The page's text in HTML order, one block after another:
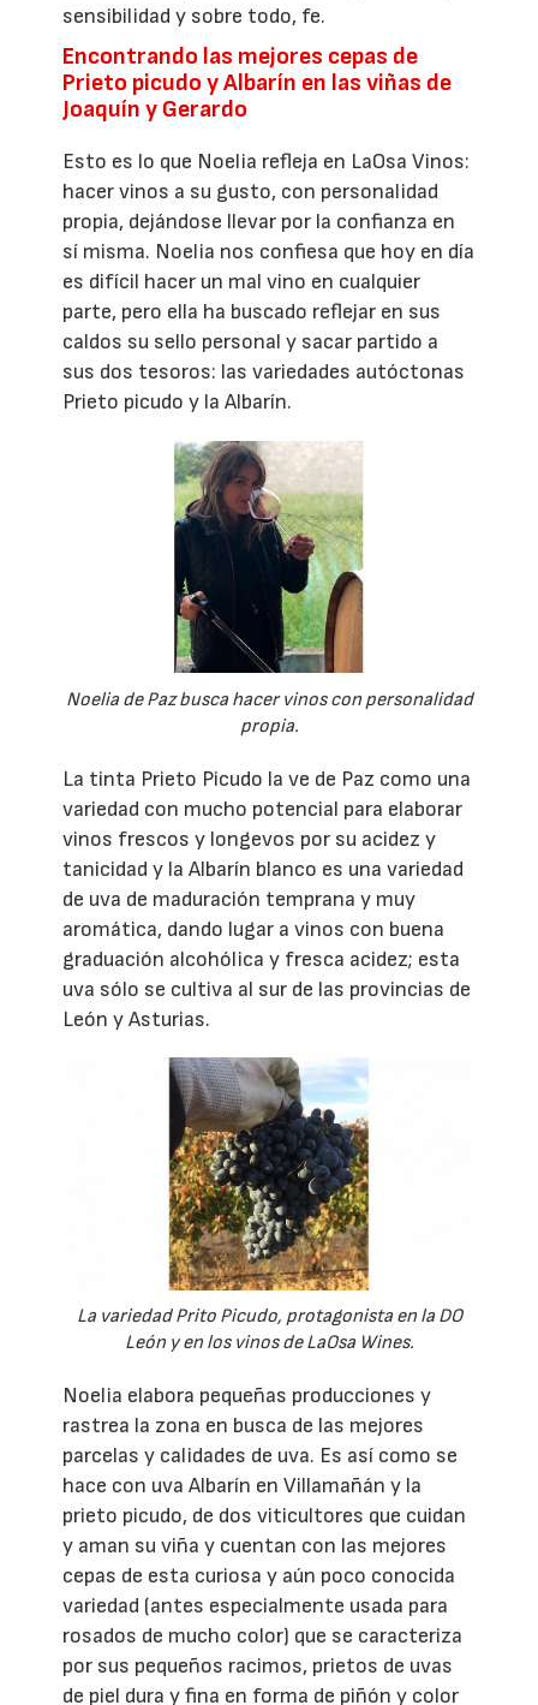
sensibilidad y sobre todo, fe.
Encontrando las mejores cepas de
Prieto picudo y Albarín en las viñas de
Joaquín y Gerardo
Esto es lo que Noelia refleja en LaOsa Vinos:
hacer vinos a su gusto, con personalidad
propia, dejándose llevar por la confianza en
sí misma. Noelia nos confiesa que hoy en día
es difícil hacer un mal vino en cualquier
parte, pero ella ha buscado reflejar en sus
caldos su sello personal y sacar partido a
sus dos tesoros: las variedades autóctonas
Prieto picudo y la Albarín.
Noelia de Paz busca hacer vinos con personalidad
propia.
La tinta Prieto Picudo la ve de Paz como una
variedad con mucho potencial para elaborar
vinos frescos y longevos por su acidez y
tanicidad y la Albarín blanco es una variedad
de uva de maduración temprana y muy
aromática, dando lugar a vinos con buena
graduación alcohólica y fresca acidez; esta
uva sólo se cultiva al sur de las provincias de
León y Asturias.
La variedad Prito Picudo, protagonista en la DO
León y en los vinos de LaOsa Wines.
Noelia elabora pequeñas producciones y
rastrea la zona en busca de las mejores
parcelas y calidades de uva. Es así como se
hace con uva Albarín en Villamañán y la
prieto picudo, de dos viticultores que cuidan
y aman su viña y cuentan con las mejores
cepas de esta curiosa y aún poco conocida
variedad (antes especialmente usada para
rosados de mucho color) que se caracteriza
por sus pequeños racimos, prietos de uvas
de piel dura y fina en forma de piñón y color